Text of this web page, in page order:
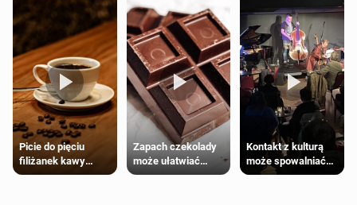
Picie do pięciu
filiżanek kawy
dziennie jest
Zapach czekolady
może ułatwiać
trening siłowy
Kontakt z kulturą
może spowalniać
starzenie